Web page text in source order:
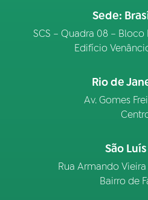
Sede:
SCS – Quadra 08 – Bloco
Edifício
Rio de
Av. Gomes
São
Rua Armando Vieira
Bairro de